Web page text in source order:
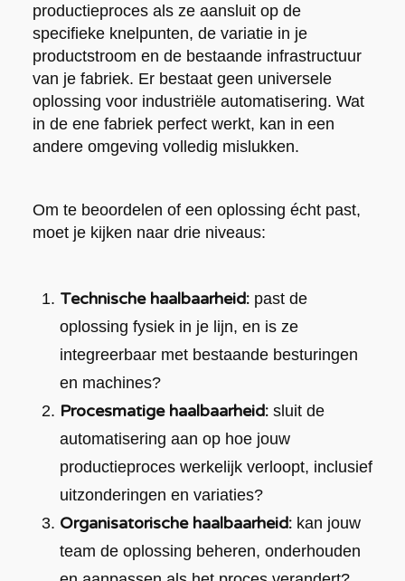
productieproces als ze aansluit op de
specifieke knelpunten, de variatie in je
productstroom en de bestaande infrastructuur
van je fabriek. Er bestaat geen universele
oplossing voor industriële automatisering. Wat
in de ene fabriek perfect werkt, kan in een
andere omgeving volledig mislukken.
Om te beoordelen of een oplossing écht past,
moet je kijken naar drie niveaus:
Technische haalbaarheid:past de
oplossing fysiek in je lijn, en is ze
integreerbaar met bestaande besturingen
en machines?
Procesmatige haalbaarheid:sluit de
automatisering aan op hoe jouw
productieproces werkelijk verloopt, inclusief
uitzonderingen en variaties?
Organisatorische haalbaarheid:kan jouw
team de oplossing beheren, onderhouden